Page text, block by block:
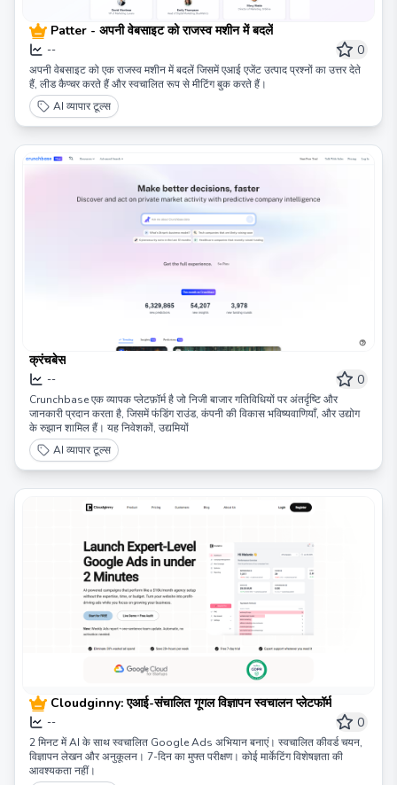
Patter - अपनी वेबसाइट को राजस्व मशीन में बदलें
-- 0
अपनी वेबसाइट को एक राजस्व मशीन में बदलें जिसमें एआई एजेंट उत्पाद प्रश्नों का उत्तर देते
हैं, लीड कैप्चर करते हैं और स्वचालित रूप से मीटिंग बुक करते हैं।
AI व्यापार टूल्स
क्रंचबेस
-- 0
Crunchbase एक व्यापक प्लेटफ़ॉर्म है जो निजी बाजार गतिविधियों पर अंतर्दृष्टि और
जानकारी प्रदान करता है, जिसमें फंडिंग राउंड, कंपनी की विकास भविष्यवाणियाँ, और उद्योग
के रुझान शामिल हैं। यह निवेशकों, उद्यमियों
AI व्यापार टूल्स
Cloudginny: एआई-संचालित गूगल विज्ञापन स्वचालन प्लेटफॉर्म
-- 0
2 मिनट में AI के साथ स्वचालित Google Ads अभियान बनाएं। स्वचालित कीवर्ड चयन,
विज्ञापन लेखन और अनुकूलन। 7-दिन का मुफ्त परीक्षण। कोई मार्केटिंग विशेषज्ञता की
आवश्यकता नहीं।